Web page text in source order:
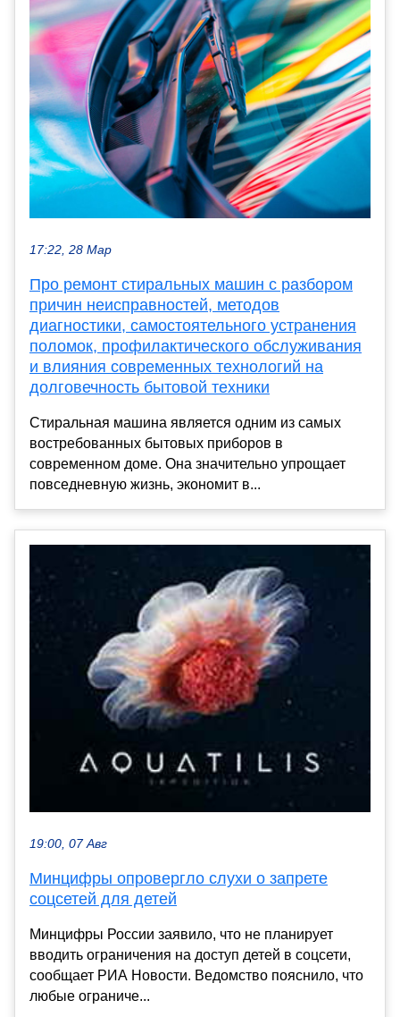
17:22, 28 Мар
Про ремонт стиральных машин с разбором
причин неисправностей, методов
диагностики, самостоятельного устранения
поломок, профилактического обслуживания
и влияния современных технологий на
долговечность бытовой техники
Стиральная машина является одним из самых
востребованных бытовых приборов в
современном доме. Она значительно упрощает
повседневную жизнь, экономит в...
19:00, 07 Авг
Минцифры опровергло слухи о запрете
соцсетей для детей
Минцифры России заявило, что не планирует
вводить ограничения на доступ детей в соцсети,
сообщает РИА Новости. Ведомство пояснило, что
любые ограниче...